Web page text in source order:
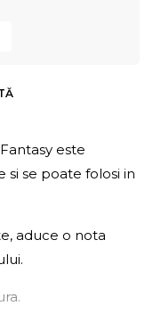
este
se poate folosi in
aduce o nota